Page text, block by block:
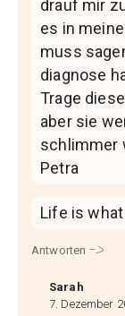
drauf mir
es in
muss
diagnose
Trage
aber sie
schlimmer
Petra
Life is
Antworten
Sarah
7. Dezember